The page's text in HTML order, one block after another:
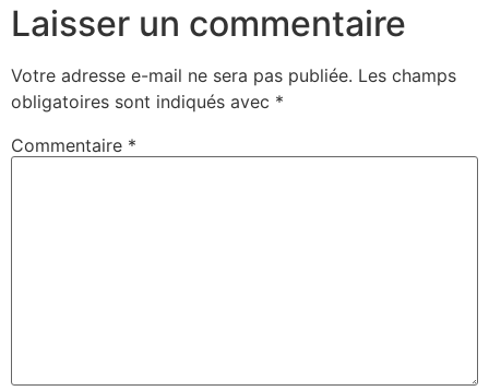
Laisser un commentaire
Votre adresse e-mail ne sera pas publiée. Les champs
obligatoires sont indiqués avec *
Commentaire *